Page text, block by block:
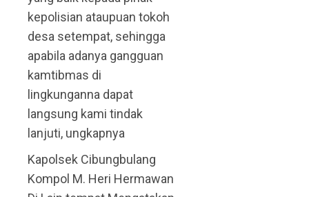
kepolisian ataupuan tokoh
desa setempat, sehingga
apabila adanya gangguan
kamtibmas di
lingkunganna dapat
langsung kami tindak
lanjuti, ungkapnya
Kapolsek Cibungbulang
Kompol M. Heri Hermawan